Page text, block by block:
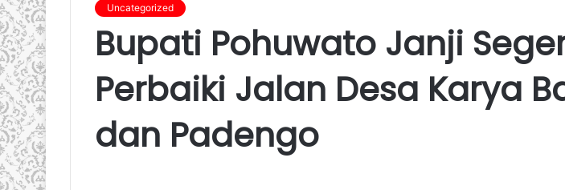
Uncategorized
Bupati Pohuwato Janji
Perbaiki Jalan Desa Karya
dan Padengo